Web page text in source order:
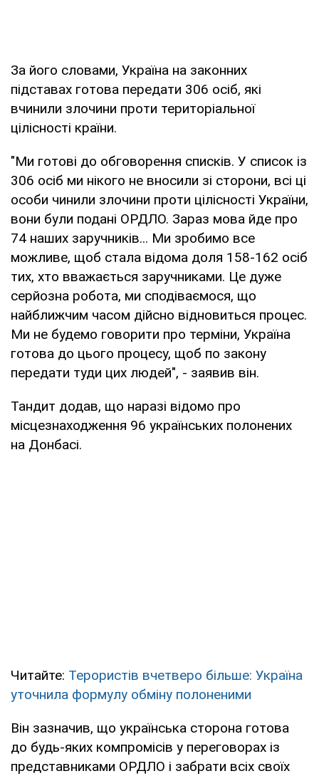
За його словами, Україна на законних
підставах готова передати 306 осіб, які
вчинили злочини проти територіальної
цілісності країни.
"Ми готові до обговорення списків. У список із
306 осіб ми нікого не вносили зі сторони, всі ці
особи чинили злочини проти цілісності України,
вони були подані ОРДЛО. Зараз мова йде про
74 наших заручників... Ми зробимо все
можливе, щоб стала відома доля 158-162 осіб
тих, хто вважається заручниками. Це дуже
серйозна робота, ми сподіваємося, що
найближчим часом дійсно відновиться процес.
Ми не будемо говорити про терміни, Україна
готова до цього процесу, щоб по закону
передати туди цих людей", - заявив він.
Тандит додав, що наразі відомо про
місцезнаходження 96 українських полонених
на Донбасі.
Читайте: Терористів вчетверо більше: Україна
уточнила формулу обміну полоненими
Він зазначив, що українська сторона готова
до будь-яких компромісів у переговорах із
представниками ОРДЛО і забрати всіх своїх